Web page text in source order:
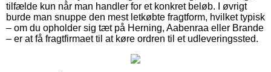
tilfælde kun når man handler for et konkret beløb. I øvrigt
burde man snuppe den mest letkøbte fragtform, hvilket typisk
– om du opholder sig tæt på Herning, Aabenraa eller Brande
– er at få fragtfirmaet til at køre ordren til et udleveringssted.